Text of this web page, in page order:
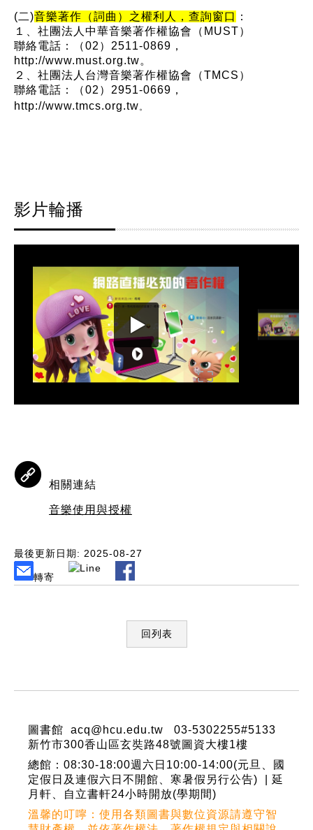
(二)音樂著作（詞曲）之權利人，查詢窗口 ：
１、社團法人中華音樂著作權協會（MUST）
聯絡電話：（02）2511-0869，
http://www.must.org.tw。
２、社團法人台灣音樂著作權協會（TMCS）
聯絡電話：（02）2951-0669，
http://www.tmcs.org.tw。
影片輪播
相關連結
音樂使用與授權
最後更新日期: 2025-08-27
轉寄
回列表
圖書館 acq@hcu.edu.tw 03-5302255#5133
新竹市300香山區玄奘路48號圖資大樓1樓
總館：08:30-18:00週六日10:00-14:00(元旦、國
定假日及連假六日不開館、寒暑假另行公告) | 延
月軒、自立書軒24小時開放(學期間)
溫馨的叮嚀：使用各類圖書與數位資源請遵守智